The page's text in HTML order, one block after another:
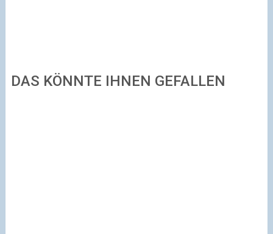
DAS KÖNNTE IHNEN GEFALLEN